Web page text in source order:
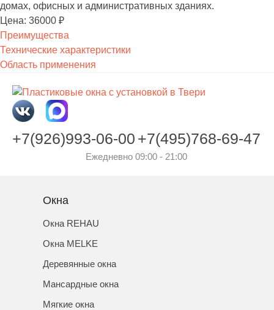
домах, офисных и административных зданиях.
Цена: 36000 ₽
Преимущества
Технические характеристики
Область применения
+7(926)993-06-00 +7(495)768-69-47
Ежедневно 09:00 - 21:00
Окна
Окна REHAU
Окна MELKE
Деревянные окна
Мансардные окна
Мягкие окна